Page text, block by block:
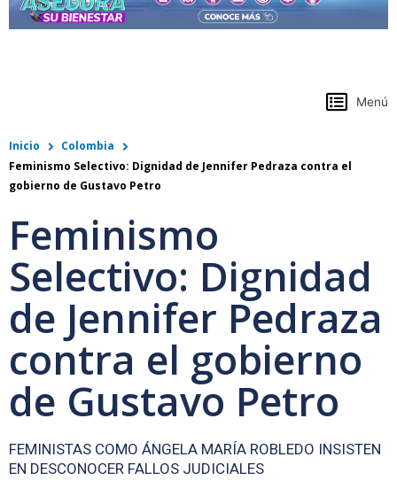
Menú
Inicio
Colombia
Feminismo Selectivo: Dignidad de Jennifer Pedraza contra el
gobierno de Gustavo Petro
Feminismo
Selectivo: Dignidad
de Jennifer Pedraza
contra el gobierno
de Gustavo Petro
FEMINISTAS COMO ÁNGELA MARÍA ROBLEDO INSISTEN
EN DESCONOCER FALLOS JUDICIALES